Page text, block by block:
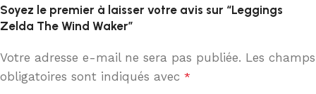
Soyez le premier à laisser votre avis sur “Leggings
Zelda The Wind Waker”
Votre adresse e-mail ne sera pas publiée. Les champs
obligatoires sont indiqués avec *